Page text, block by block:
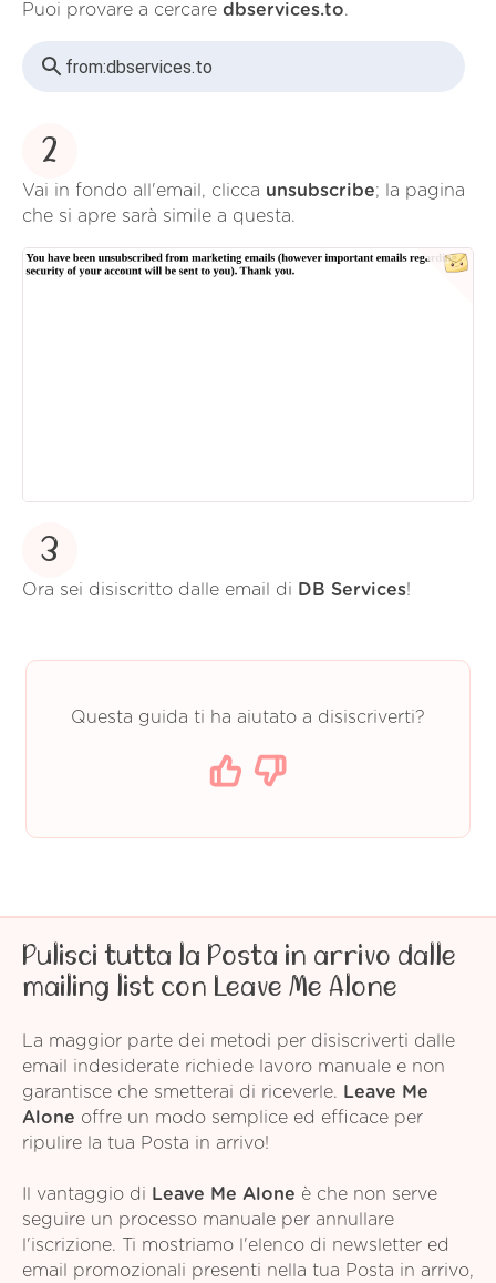
Puoi provare a cercare dbservices.to.
from:dbservices.to
2
Vai in fondo all'email, clicca unsubscribe; la pagina
che si apre sarà simile a questa.
3
Ora sei disiscritto dalle email di DB Services!
Questa guida ti ha aiutato a disiscriverti?
Pulisci tutta la Posta in arrivo dalle
mailing list con Leave Me Alone
La maggior parte dei metodi per disiscriverti dalle
email indesiderate richiede lavoro manuale e non
garantisce che smetterai di riceverle. Leave Me
Alone offre un modo semplice ed efficace per
ripulire la tua Posta in arrivo!
Il vantaggio di Leave Me Alone è che non serve
seguire un processo manuale per annullare
l'iscrizione. Ti mostriamo l'elenco di newsletter ed
email promozionali presenti nella tua Posta in arrivo,